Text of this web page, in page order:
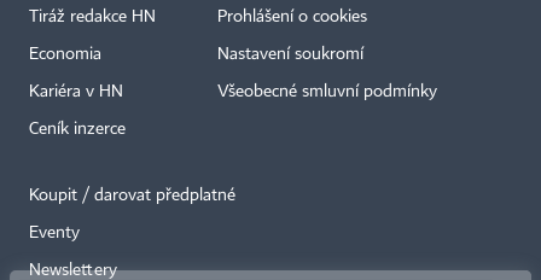
Tiráž redakce HN
Economia
Kariéra v HN
Ceník inzerce
Prohlášení o cookies
Nastavení soukromí
Všeobecné smluvní podmínky
Koupit / darovat předplatné
Eventy
Newslettery